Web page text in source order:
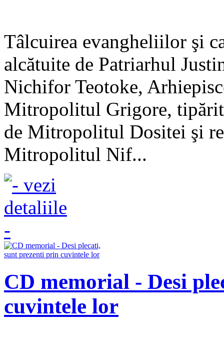
Tâlcuirea evangheliilor şi
alcătuite de Patriarhul
Nichifor Teotoke,
Mitropolitul Grigore,
de Mitropolitul Dositei şi
Mitropolitul Nif...
CD memorial - Desi
cuvintele lor